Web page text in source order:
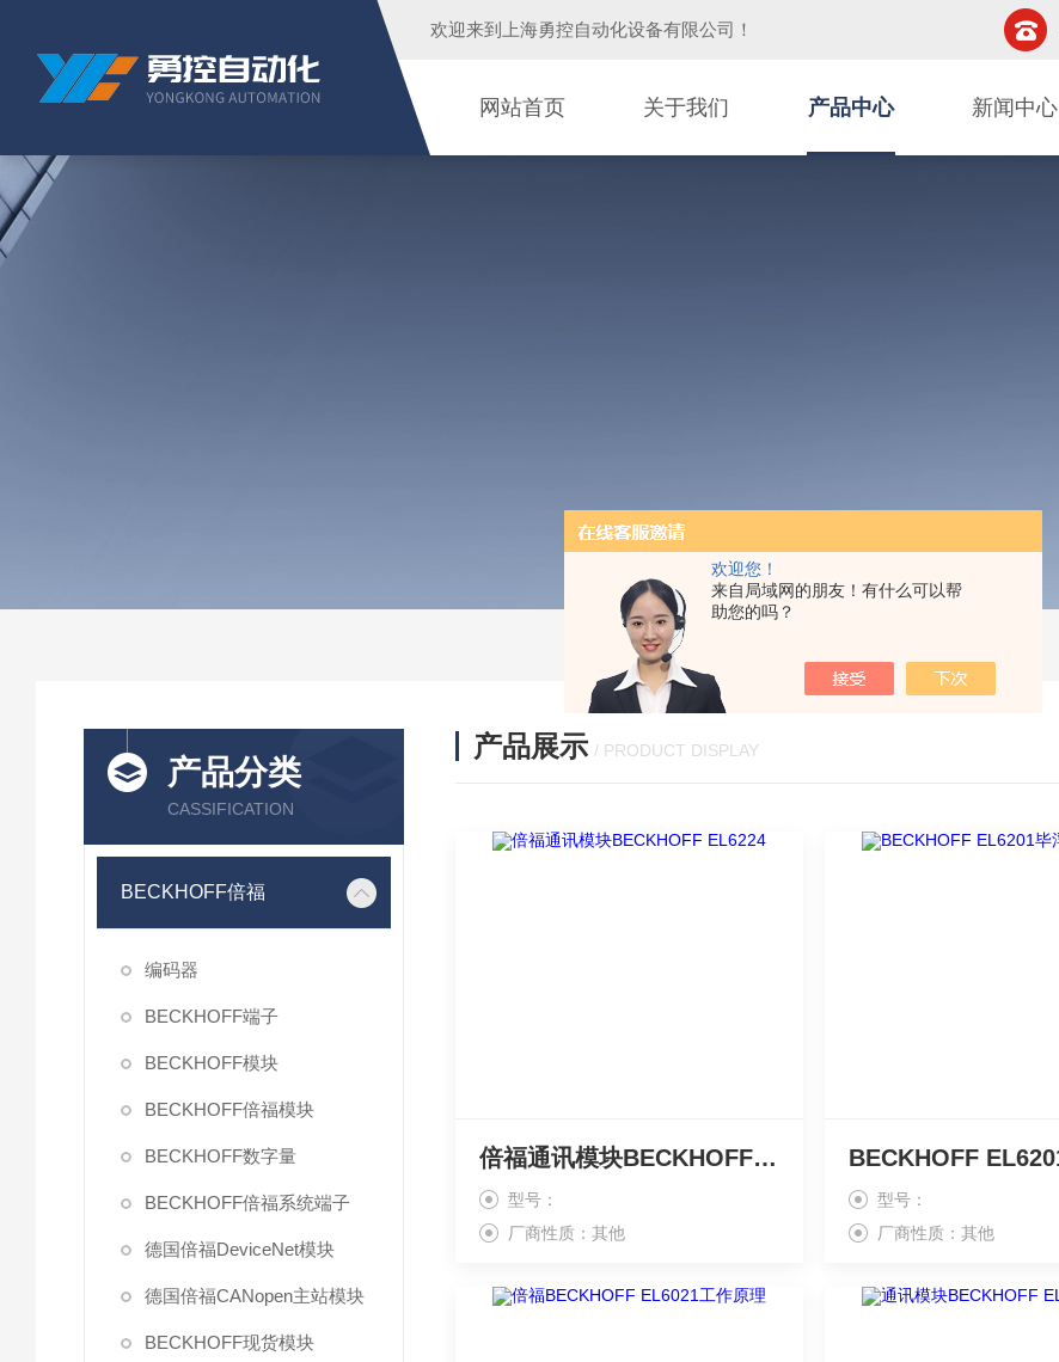
欢迎您！
来自局域网的朋友！有什么可以帮
助您的吗？
欢迎来到 上海勇控自动化设备有限公司 ！
网站首页 关于我们 产品中心 新闻中心
产品分类
CASSIFICATION
BECKHOFF倍福
编码器
BECKHOFF端子
BECKHOFF模块
BECKHOFF倍福模块
BECKHOFF数字量
BECKHOFF倍福系统端子
德国倍福DeviceNet模块
德国倍福CANopen主站模块
BECKHOFF现货模块
产品展示 / PRODUCT DISPLAY
倍福通讯模块BECKHOFF EL6224
型号：
厂商性质：其他
型号：
厂商性质：其他